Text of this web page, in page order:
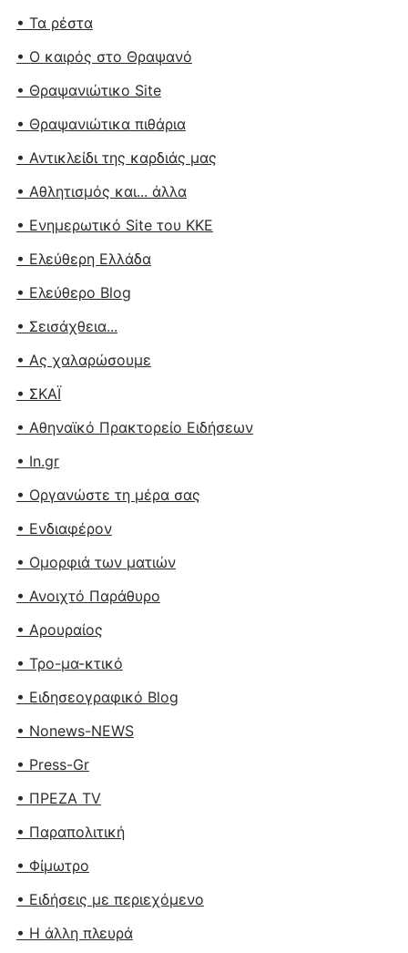
• Τα ρέστα
• Ο καιρός στο Θραψανό
• Θραψανιώτικο Site
• Θραψανιώτικα πιθάρια
• Αντικλείδι της καρδιάς μας
• Αθλητισμός και... άλλα
• Ενημερωτικό Site του ΚΚΕ
• Ελεύθερη Ελλάδα
• Ελεύθερο Blog
• Σεισάχθεια...
• Ας χαλαρώσουμε
• ΣΚΑΪ
• Αθηναϊκό Πρακτορείο Ειδήσεων
• In.gr
• Οργανώστε τη μέρα σας
• Ενδιαφέρον
• Ομορφιά των ματιών
• Ανοιχτό Παράθυρο
• Αρουραίος
• Τρο-μα-κτικό
• Ειδησεογραφικό Blog
• Nonews-NEWS
• Press-Gr
• ΠΡΕΖΑ TV
• Παραπολιτική
• Φίμωτρο
• Ειδήσεις με περιεχόμενο
• Η άλλη πλευρά